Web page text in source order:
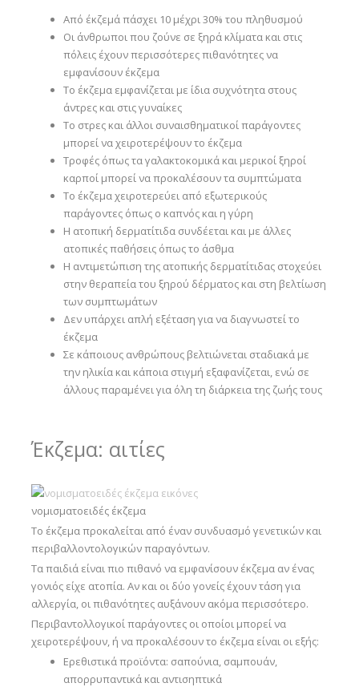
Από έκζεμά πάσχει 10 μέχρι 30% του πληθυσμού
Οι άνθρωποι που ζούνε σε ξηρά κλίματα και στις
πόλεις έχουν περισσότερες πιθανότητες να
εμφανίσουν έκζεμα
Το έκζεμα εμφανίζεται με ίδια συχνότητα στους
άντρες και στις γυναίκες
Το στρες και άλλοι συναισθηματικοί παράγοντες
μπορεί να χειροτερέψουν το έκζεμα
Τροφές όπως τα γαλακτοκομικά και μερικοί ξηροί
καρποί μπορεί να προκαλέσουν τα συμπτώματα
Το έκζεμα χειροτερεύει από εξωτερικούς
παράγοντες όπως ο καπνός και η γύρη
Η ατοπική δερματίτιδα συνδέεται και με άλλες
ατοπικές παθήσεις όπως το άσθμα
Η αντιμετώπιση της ατοπικής δερματίτιδας στοχεύει
στην θεραπεία του ξηρού δέρματος και στη βελτίωση
των συμπτωμάτων
Δεν υπάρχει απλή εξέταση για να διαγνωστεί το
έκζεμα
Σε κάποιους ανθρώπους βελτιώνεται σταδιακά με
την ηλικία και κάποια στιγμή εξαφανίζεται, ενώ σε
άλλους παραμένει για όλη τη διάρκεια της ζωής τους
Έκζεμα: αιτίες
νομισματοειδές έκζεμα
Το έκζεμα προκαλείται από έναν συνδυασμό γενετικών και
περιβαλλοντολογικών παραγόντων.
Τα παιδιά είναι πιο πιθανό να εμφανίσουν έκζεμα αν ένας
γονιός είχε ατοπία. Αν και οι δύο γονείς έχουν τάση για
αλλεργία, οι πιθανότητες αυξάνουν ακόμα περισσότερο.
Περιβαντολλογικοί παράγοντες οι οποίοι μπορεί να
χειροτερέψουν, ή να προκαλέσουν το έκζεμα είναι οι εξής:
Ερεθιστικά προϊόντα: σαπούνια, σαμπουάν,
απορρυπαντικά και αντισηπτικά